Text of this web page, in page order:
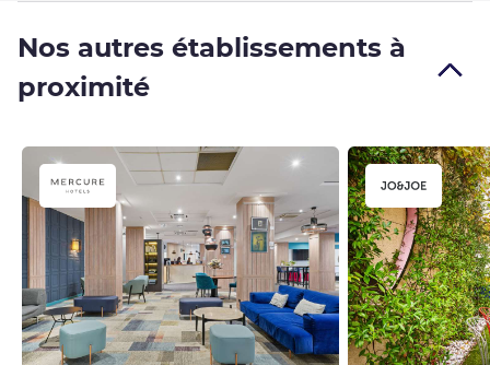
Nos autres établissements à
proximité